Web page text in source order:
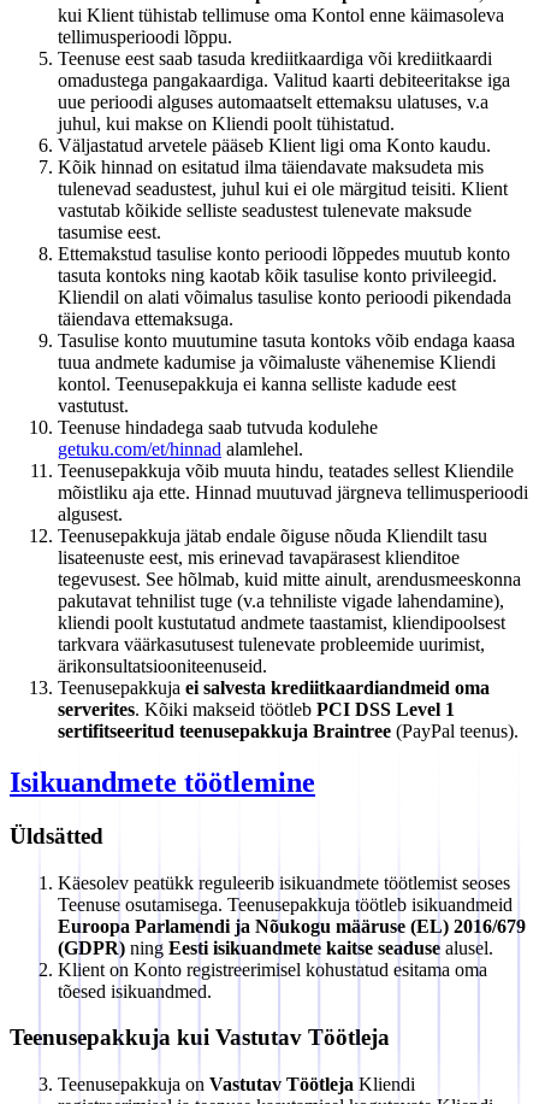
kui Klient tühistab tellimuse oma Kontol enne käimasoleva
tellimusperioodi lõppu.
Teenuse eest saab tasuda krediitkaardiga või krediitkaardi
omadustega pangakaardiga. Valitud kaarti debiteeritakse iga
uue perioodi alguses automaatselt ettemaksu ulatuses, v.a
juhul, kui makse on Kliendi poolt tühistatud.
Väljastatud arvetele pääseb Klient ligi oma Konto kaudu.
Kõik hinnad on esitatud ilma täiendavate maksudeta mis
tulenevad seadustest, juhul kui ei ole märgitud teisiti. Klient
vastutab kõikide selliste seadustest tulenevate maksude
tasumise eest.
Ettemakstud tasulise konto perioodi lõppedes muutub konto
tasuta kontoks ning kaotab kõik tasulise konto privileegid.
Kliendil on alati võimalus tasulise konto perioodi pikendada
täiendava ettemaksuga.
Tasulise konto muutumine tasuta kontoks võib endaga kaasa
tuua andmete kadumise ja võimaluste vähenemise Kliendi
kontol. Teenusepakkuja ei kanna selliste kadude eest
vastutust.
Teenuse hindadega saab tutvuda kodulehe
getuku.com/et/hinnad alamlehel.
Teenusepakkuja võib muuta hindu, teatades sellest Kliendile
mõistliku aja ette. Hinnad muutuvad järgneva tellimusperioodi
algusest.
Teenusepakkuja jätab endale õiguse nõuda Kliendilt tasu
lisateenuste eest, mis erinevad tavapärasest klienditoe
tegevusest. See hõlmab, kuid mitte ainult, arendusmeeskonna
pakutavat tehnilist tuge (v.a tehniliste vigade lahendamine),
kliendi poolt kustutatud andmete taastamist, kliendipoolsest
tarkvara väärkasutusest tulenevate probleemide uurimist,
ärikonsultatsiooniteenuseid.
Teenusepakkuja ei salvesta krediitkaardiandmeid oma
serverites. Kõiki makseid töötleb PCI DSS Level 1
sertifitseeritud teenusepakkuja Braintree (PayPal teenus).
Isikuandmete töötlemine
Üldsätted
Käesolev peatükk reguleerib isikuandmete töötlemist seoses
Teenuse osutamisega. Teenusepakkuja töötleb isikuandmeid
Euroopa Parlamendi ja Nõukogu määruse (EL) 2016/679
(GDPR) ning Eesti isikuandmete kaitse seaduse alusel.
Klient on Konto registreerimisel kohustatud esitama oma
tõesed isikuandmed.
Teenusepakkuja kui Vastutav Töötleja
Teenusepakkuja on Vastutav Töötleja Kliendi